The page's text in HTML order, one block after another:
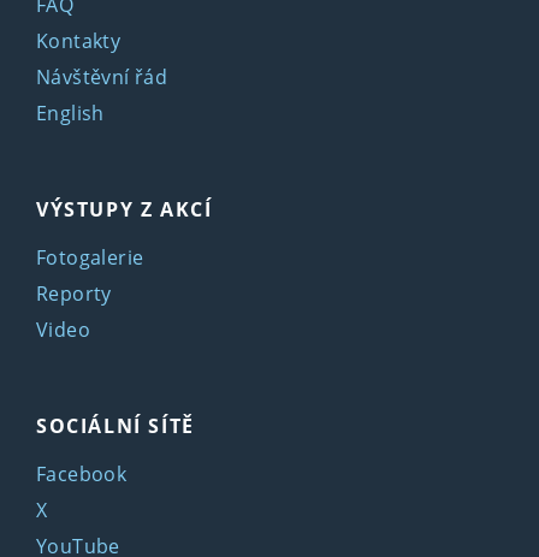
Kontakty
Návštěvní řád
English
VÝSTUPY Z AKCÍ
Fotogalerie
Reporty
Video
SOCIÁLNÍ SÍTĚ
Facebook
X
YouTube